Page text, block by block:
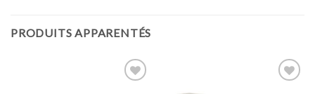
PRODUITS APPARENTÉS